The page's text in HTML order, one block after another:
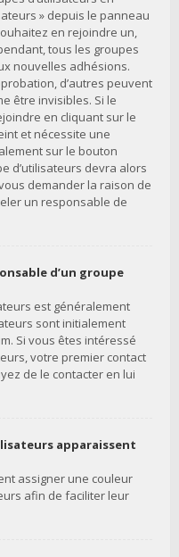
» depuis le panneau
en rejoindre un,
tous les groupes
nouvelles adhésions.
d’autres peuvent
être invisibles. Si le
en cliquant sur le
et nécessite une
sur le bouton
d’utilisateurs devra alors
demander la raison de
un responsable de
d’un groupe
est généralement
sont initialement
Si vous êtes intéressé
votre premier contact
de le contacter en lui
apparaissent
assigner une couleur
afin de faciliter leur